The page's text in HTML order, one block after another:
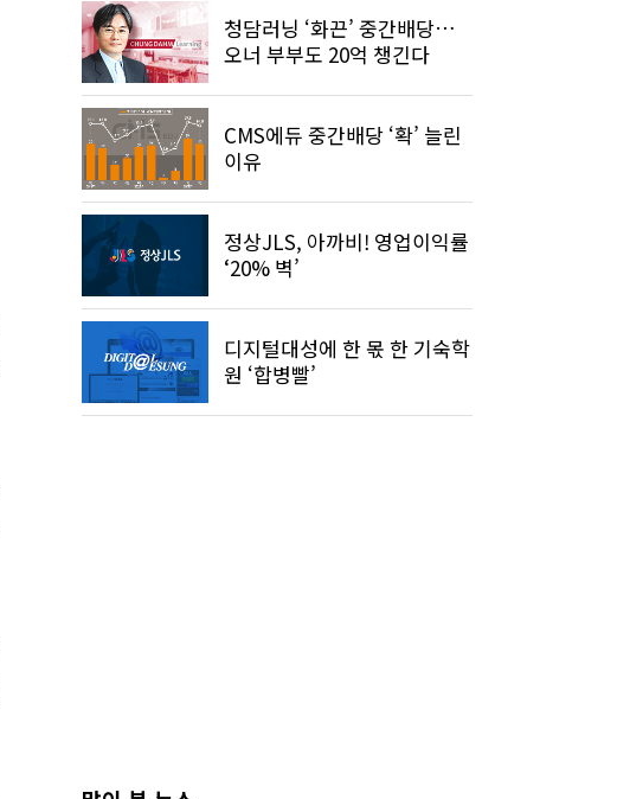
청담러닝 ‘화끈’ 중간배당…
오너 부부도 20억 챙긴다
CMS에듀 중간배당 ‘확’ 늘린
이유
정상JLS, 아까비! 영업이익률
‘20% 벽’
디지털대성에 한 몫 한 기숙학
원 ‘합병빨’